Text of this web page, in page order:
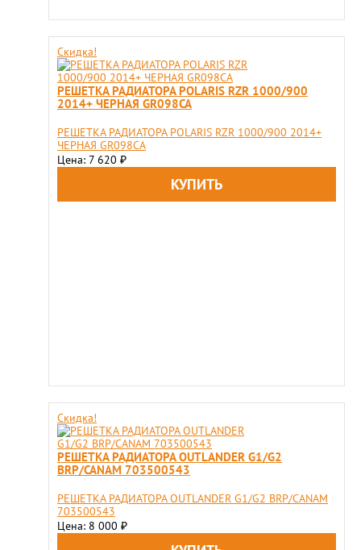
Скидка!
РЕШЕТКА РАДИАТОРА POLARIS RZR 1000/900
2014+ ЧЕРНАЯ GR098CA
РЕШЕТКА РАДИАТОРА POLARIS RZR 1000/900 2014+
ЧЕРНАЯ GR098CA
Цена: 7 620 ₽
Скидка!
РЕШЕТКА РАДИАТОРА OUTLANDER G1/G2
BRP/CANAM 703500543
РЕШЕТКА РАДИАТОРА OUTLANDER G1/G2 BRP/CANAM
703500543
Цена: 8 000 ₽